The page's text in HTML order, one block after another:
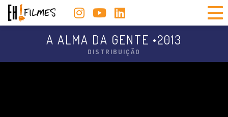
Filmes
A ALMA DA GENTE •2013
DISTRIBUIÇÃO